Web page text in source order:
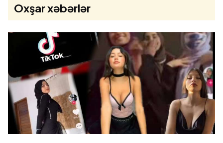
Oxşar xəbərlər